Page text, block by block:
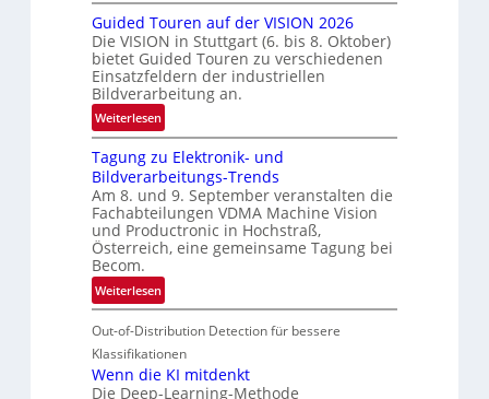
z
t
e
M
ö
g
l
i
c
h
k
i
t
e
ü
c
k
k
e
h
d
e
r
i
n
I
S
I
O
N
Guided Touren auf der VISION 2026
Die VISION in Stuttgart (6. bis 8. Oktober)
bietet Guided Touren zu verschiedenen
Einsatzfeldern der industriellen
Bildverarbeitung an.
Weiterlesen:
G
u
i
d
e
d
o
u
r
n
a
Tagung zu Elektronik- und
Bildverarbeitungs-Trends
Am 8. und 9. September veranstalten die
Fachabteilungen VDMA Machine Vision
und Productronic in Hochstraß,
Österreich, eine gemeinsame Tagung bei
Becom.
Weiterlesen:
T
a
g
u
n
Out-of-Distribution Detection für bessere
Klassifikationen
Wenn die KI mitdenkt
Die Deep-Learning-Methode